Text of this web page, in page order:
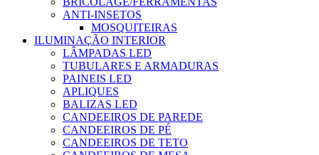
ANTI-INSETOS
MOSQUITEIRAS
ILUMINAÇÃO INTERIOR
LÂMPADAS LED
TUBULARES E ARMADURAS
PAINEIS LED
APLIQUES
BALIZAS LED
CANDEEIROS DE PAREDE
CANDEEIROS DE PÉ
CANDEEIROS DE TETO